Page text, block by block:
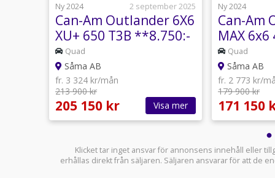
Ny 2024
2 september 2025
Can-Am Outlander 6X6
XU+ 650 T3B **8.750:-
RABATT**
Quad
Såma AB
fr. 3 324 kr/mån
213 900 kr
205 150 kr Visa mer
Ny 2024
Can-Am
MAX 6x6
Quad
Såma AB
fr. 2 773 kr/
179 900 kr
171 150
Klicket tar inget ansvar för annonsens innehåll eller
erhållas direkt från säljaren. Säljaren ansvarar för att de